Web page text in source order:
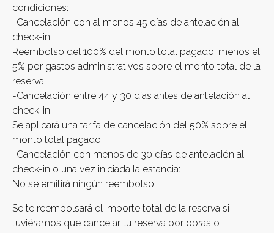
condiciones:
-Cancelación con al menos 45 días de antelación al
check-in:
Reembolso del 100% del monto total pagado, menos el
5% por gastos administrativos sobre el monto total de la
reserva.
-Cancelación entre 44 y 30 días antes de antelación al
check-in:
Se aplicará una tarifa de cancelación del 50% sobre el
monto total pagado.
-Cancelación con menos de 30 días de antelación al
check-in o una vez iniciada la estancia:
No se emitirá ningún reembolso.
Se te reembolsará el importe total de la reserva si
tuviéramos que cancelar tu reserva por obras o